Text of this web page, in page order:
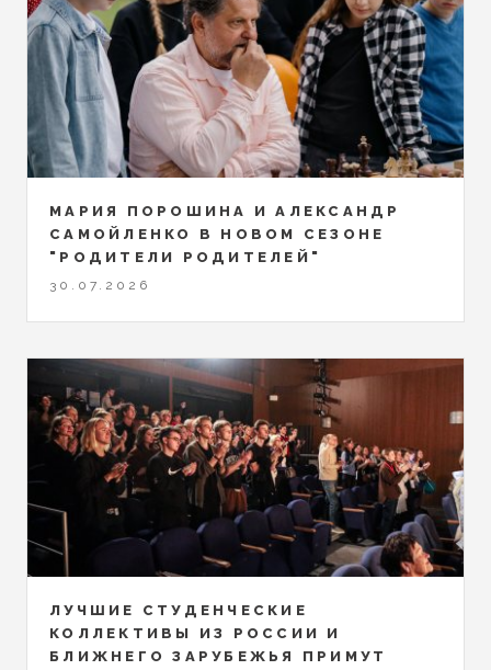
МАРИЯ ПОРОШИНА И АЛЕКСАНДР
САМОЙЛЕНКО В НОВОМ СЕЗОНЕ
"РОДИТЕЛИ РОДИТЕЛЕЙ"
30.07.2026
ЛУЧШИЕ СТУДЕНЧЕСКИЕ
КОЛЛЕКТИВЫ ИЗ РОССИИ И
БЛИЖНЕГО ЗАРУБЕЖЬЯ ПРИМУТ